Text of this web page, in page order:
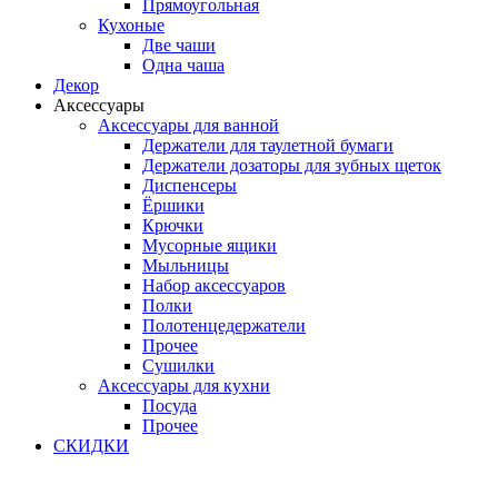
Прямоугольная
Кухоные
Две чаши
Одна чаша
Декор
Аксессуары
Аксессуары для ванной
Держатели для таулетной бумаги
Держатели дозаторы для зубных щеток
Диспенсеры
Ёршики
Крючки
Мусорные ящики
Мыльницы
Набор аксессуаров
Полки
Полотенцедержатели
Прочее
Сушилки
Аксессуары для кухни
Посуда
Прочее
СКИДКИ